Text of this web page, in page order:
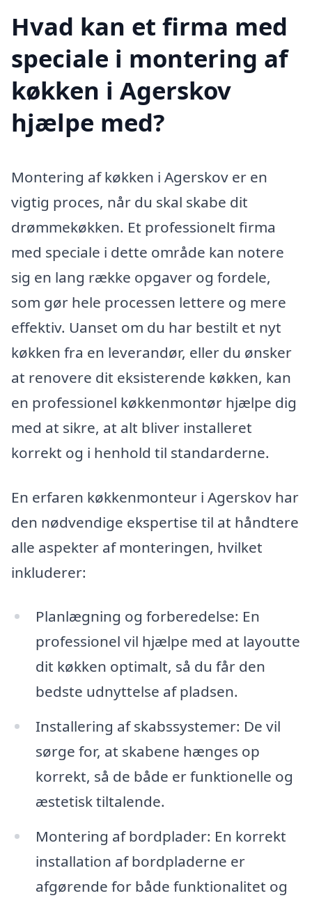
Hvad kan et firma med
speciale i montering af
køkken i Agerskov
hjælpe med?
Montering af køkken i Agerskov er en
vigtig proces, når du skal skabe dit
drømmekøkken. Et professionelt firma
med speciale i dette område kan notere
sig en lang række opgaver og fordele,
som gør hele processen lettere og mere
effektiv. Uanset om du har bestilt et nyt
køkken fra en leverandør, eller du ønsker
at renovere dit eksisterende køkken, kan
en professionel køkkenmontør hjælpe dig
med at sikre, at alt bliver installeret
korrekt og i henhold til standarderne.
En erfaren køkkenmonteur i Agerskov har
den nødvendige ekspertise til at håndtere
alle aspekter af monteringen, hvilket
inkluderer:
Planlægning og forberedelse: En
professionel vil hjælpe med at layoutte
dit køkken optimalt, så du får den
bedste udnyttelse af pladsen.
Installering af skabssystemer: De vil
sørge for, at skabene hænges op
korrekt, så de både er funktionelle og
æstetisk tiltalende.
Montering af bordplader: En korrekt
installation af bordpladerne er
afgørende for både funktionalitet og